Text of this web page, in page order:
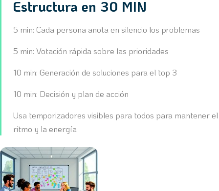
Estructura en 30 MIN
5 min: Cada persona anota en silencio los problemas
5 min: Votación rápida sobre las prioridades
10 min: Generación de soluciones para el top 3
10 min: Decisión y plan de acción
Usa temporizadores visibles para todos para mantener el
ritmo y la energía